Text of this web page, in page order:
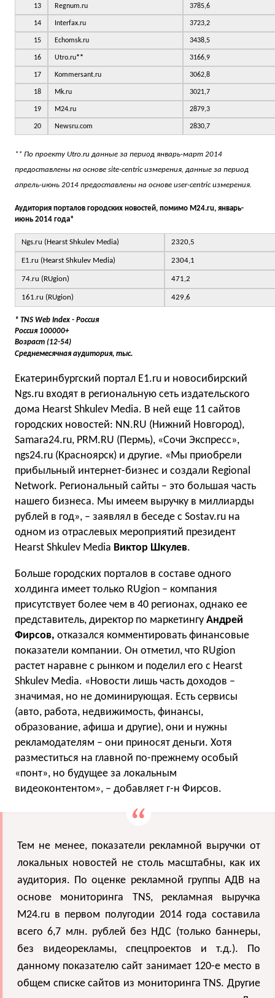
13 Regnum.ru 3785,6
14 Interfax.ru 3723,2
15 Echomsk.ru 3438,5
16 Utro.ru** 3166,9
17 Kommersant.ru 3062,8
18 Mk.ru 3021,7
19 M24.ru 2879,3
20 Newsru.com 2830,7
** По проекту Utro.ru данные за период январь-март 2014
предоставлены на основе site-centric измерения, данные за период
апрель-июнь 2014 предоставлены на основе user-centric измерения.
Аудитория порталов городских новостей, помимо M24.ru, январь-
июнь 2014 года*
Ngs.ru (Hearst Shkulev Media) 2320,5
E1.ru (Hearst Shkulev Media) 2304,1
74.ru (RUgion) 471,2
161.ru (RUgion) 429,6
* TNS Web Index - Россия
Россия 100000+
Возраст (12-54)
Среднемесячная аудитория, тыс.
Екатеринбургский портал E1.ru и новосибирский
Ngs.ru входят в региональную сеть издательского
дома Hearst Shkulev Media. В ней еще 11 сайтов
городских новостей: NN.RU (Нижний Новгород),
Samara24.ru, PRM.RU (Пермь), «Сочи Экспресс»,
ngs24.ru (Красноярск) и другие. «Мы приобрели
прибыльный интернет-бизнес и создали Regional
Network. Региональный сайты – это большая часть
нашего бизнеса. Мы имеем выручку в миллиарды
рублей в год», – заявлял в беседе с Sostav.ru на
одном из отраслевых мероприятий президент
Hearst Shkulev Media Виктор Шкулев.
Больше городских порталов в составе одного
холдинга имеет только RUgion – компания
присутствует более чем в 40 регионах, однако ее
представитель, директор по маркетингу Андрей
Фирсов, отказался комментировать финансовые
показатели компании. Он отметил, что RUgion
растет наравне с рынком и поделил его с Hearst
Shkulev Media. «Новости лишь часть доходов –
значимая, но не доминирующая. Есть сервисы
(авто, работа, недвижимость, финансы,
образование, афиша и другие), они и нужны
рекламодателям – они приносят деньги. Хотя
разместиться на главной по-прежнему особый
«понт», но будущее за локальным
видеоконтентом», – добавляет г-н Фирсов.
Тем не менее, показатели рекламной выручки от
локальных новостей не столь масштабны, как их
аудитория. По оценке рекламной группы АДВ на
основе мониторинга TNS, рекламная выручка
M24.ru в первом полугодии 2014 года составила
всего 6,7 млн. рублей без НДС (только баннеры,
без видеорекламы, спецпроектов и т.д.). По
данному показателю сайт занимает 120-е место в
общем списке сайтов из мониторинга TNS. Другие